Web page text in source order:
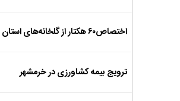
اختصاص۶۰ هکتار از گلخانه‌های استان بوشهر برای تولید نشاء
ترویج بیمه کشاورزی در خرمشهر